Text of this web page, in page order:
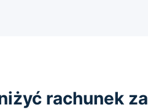
rachunek za